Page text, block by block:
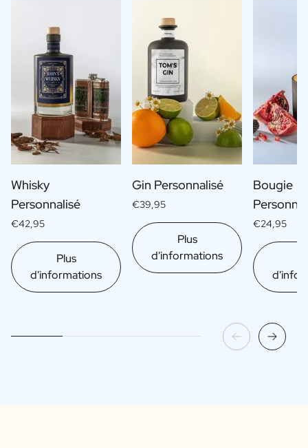
Whisky
Personnalisé
€42,95
Plus
d'informations
Gin Personnalisé
€39,95
Plus
d'informations
Bougie
€24,95